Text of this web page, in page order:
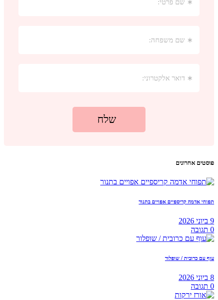
פוסטים אחרונים
תפוחי אדמה קריספיים אפויים בתנור
9 ביוני 2026
0 תגובה
עוף עם כרובית / שופלור
8 ביוני 2026
0 תגובה